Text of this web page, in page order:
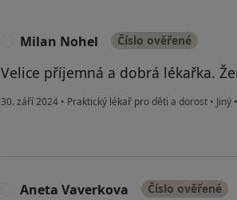
Milan Nohel Číslo ověřené
Velice příjemná a dobrá lékařka.
30. září 2024 • Praktický lékař pro děti a dorost • Jiný •
Aneta Vaverkova Číslo ověřené